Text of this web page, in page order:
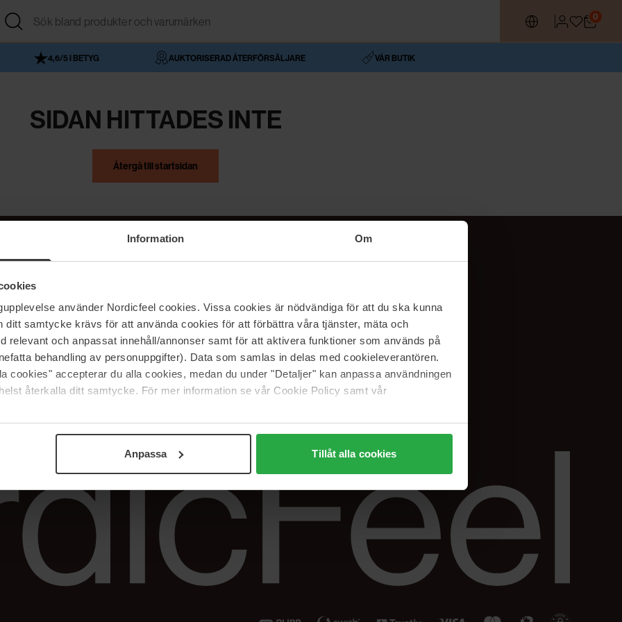
Information Om
använder Nordicfeel cookies. Vissa cookies är nödvändiga för att du ska kunna
ditt samtycke krävs för att använda cookies för att förbättra våra tjänster, mäta och
relevant och anpassat innehåll/annonser samt för att aktivera funktioner som används på
behandling av personuppgifter). Data som samlas in delas med cookieleverantören.
cookies" accepterar du alla cookies, medan du under "Detaljer" kan anpassa användningen
återkalla ditt samtycke. För mer information se vår Cookie Policy samt vår
Anpassa Tillåt alla cookies
0
4,6/5 I BETYG AUKTORISERAD ÅTERFÖRSÄLJARE VÅR BUTIK
SIDAN HITTADES INTE
Återgå till startsidan
NordicFeel
Vår butik
Våra varumärken
Jobba hos oss
Samarbeta med oss
The Beauty Edit
Hjälp
FAQ
Spåra min beställning
Returer &
reklamationer
Följ oss
Facebook
Instagram
Linkedin